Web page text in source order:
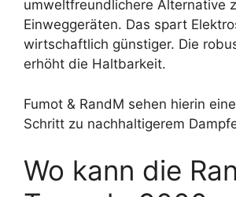
umweltfreundlichere Alternative
Einweggeräten. Das spart
wirtschaftlich günstiger. Die
erhöht die Haltbarkeit.
Fumot & RandM sehen hierin
Schritt zu nachhaltigerem
Wo kann die